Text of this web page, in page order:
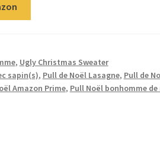
, Ugly Christmas Sweater
sapin(s), Pull de Noël Lasagne, Pull de
Amazon Prime, Pull Noël bonhomme de